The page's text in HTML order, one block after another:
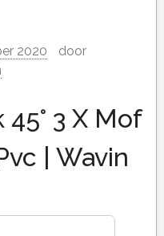
2020
door
3 X Mof
| Wavin